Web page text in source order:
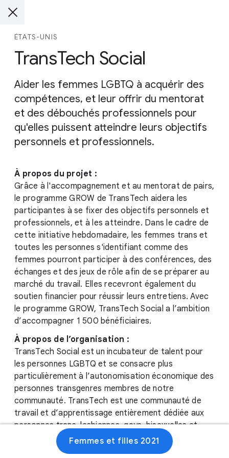
ÉTATS-UNIS
TransTech Social
Aider les femmes LGBTQ à acquérir des
compétences, et leur offrir du mentorat
et des débouchés professionnels pour
qu'elles puissent atteindre leurs objectifs
personnels et professionnels.
À propos du projet :
Grâce à l'accompagnement et au mentorat de pairs,
le programme GROW de TransTech aidera les
participantes à se fixer des objectifs personnels et
professionnels, et à les atteindre. Dans le cadre de
cette initiative hebdomadaire, les femmes trans et
toutes les personnes s'identifiant comme des
femmes pourront participer à des conférences, des
échanges et des jeux de rôle afin de se préparer au
marché du travail. Elles recevront également du
soutien financier pour réussir leurs entretiens. Avec
le programme GROW, TransTech Social a l’ambition
d’accompagner 1 500 bénéficiaires.
À propos de l’organisation :
TransTech Social est un incubateur de talent pour
les personnes LGBTQ et se consacre plus
particulièrement à l’autonomisation économique des
personnes transgenres membres de notre
communauté. TransTech est une communauté de
travail et d’apprentissage entièrement dédiée aux
personnes trans, lesbiennes, gays, bisexuelles et
queers et à leurs allié·es en leur proposant des
compétences pratiques et utiles sur le marché du
Femmes et filles 2021